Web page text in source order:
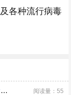
各种流行病毒
农历初一出生的女孩命运如何 初一女娘娘命什么意思 阅读量：55